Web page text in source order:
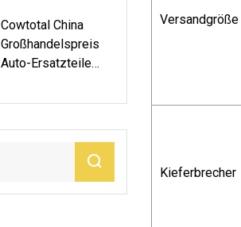
Cowtotal China
Großhandelspreis
Auto-Ersatzteile
Autos Toyota
Mitsubishi Honda
Yaris Avensis
Versandgröße
Kieferbrecher